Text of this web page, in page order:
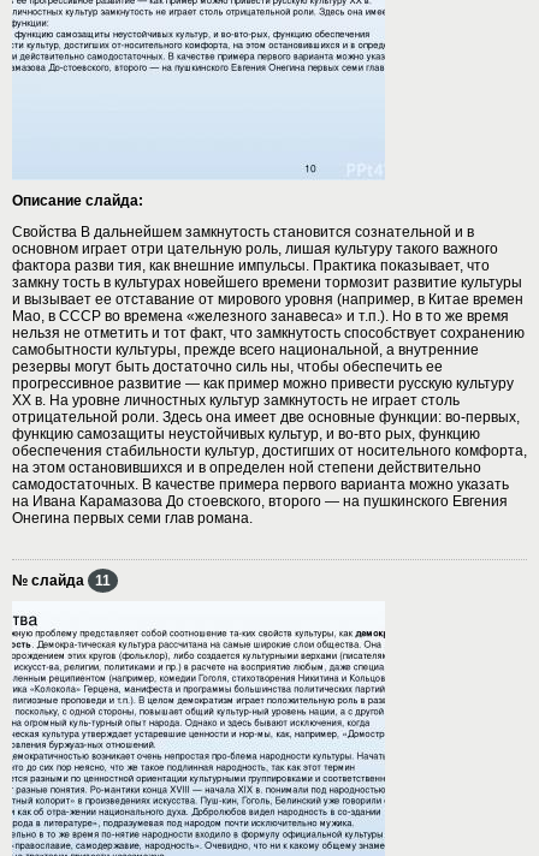
Описание слайда:
Свойства В дальнейшем замкнутость становится сознательной и в
основном играет отри цательную роль, лишая культуру такого важного
фактора разви тия, как внешние импульсы. Практика показывает, что
замкну тость в культурах новейшего времени тормозит развитие культуры
и вызывает ее отставание от мирового уровня (например, в Китае времен
Мао, в СССР во времена «железного занавеса» и т.п.). Но в то же время
нельзя не отметить и тот факт, что замкнутость способствует сохранению
самобытности культуры, прежде всего национальной, а внутренние
резервы могут быть достаточно силь ны, чтобы обеспечить ее
прогрессивное развитие — как пример можно привести русскую культуру
XX в. На уровне личностных культур замкнутость не играет столь
отрицательной роли. Здесь она имеет две основные функции: во-первых,
функцию самозащиты неустойчивых культур, и во-вто рых, функцию
обеспечения стабильности культур, достигших от носительного комфорта,
на этом остановившихся и в определен ной степени действительно
самодостаточных. В качестве примера первого варианта можно указать
на Ивана Карамазова До стоевского, второго — на пушкинского Евгения
Онегина первых семи глав романа.
№ слайда 11